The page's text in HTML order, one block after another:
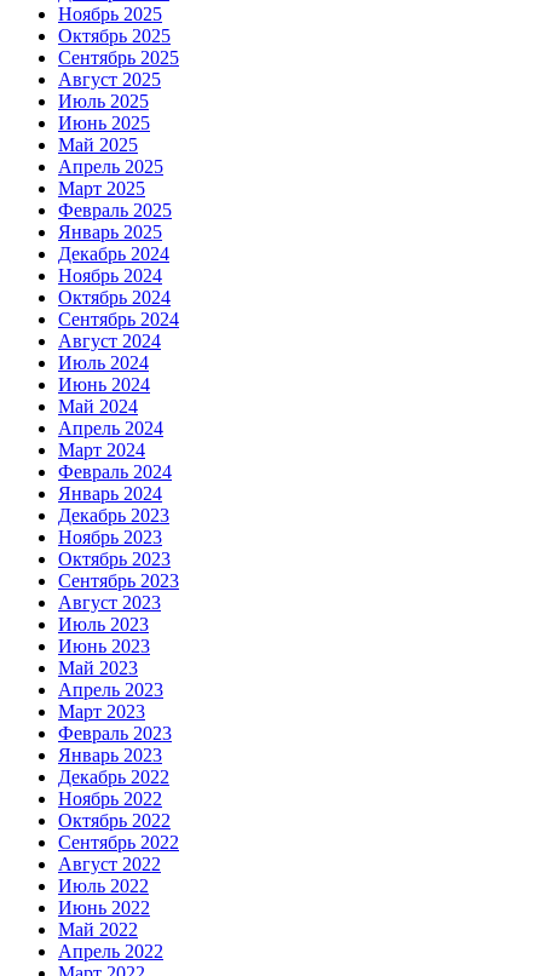
Ноябрь 2025
Октябрь 2025
Сентябрь 2025
Август 2025
Июль 2025
Июнь 2025
Май 2025
Апрель 2025
Март 2025
Февраль 2025
Январь 2025
Декабрь 2024
Ноябрь 2024
Октябрь 2024
Сентябрь 2024
Август 2024
Июль 2024
Июнь 2024
Май 2024
Апрель 2024
Март 2024
Февраль 2024
Январь 2024
Декабрь 2023
Ноябрь 2023
Октябрь 2023
Сентябрь 2023
Август 2023
Июль 2023
Июнь 2023
Май 2023
Апрель 2023
Март 2023
Февраль 2023
Январь 2023
Декабрь 2022
Ноябрь 2022
Октябрь 2022
Сентябрь 2022
Август 2022
Июль 2022
Июнь 2022
Май 2022
Апрель 2022